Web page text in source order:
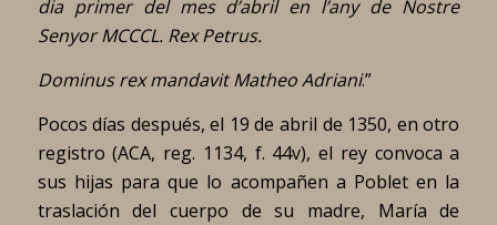
dia primer del mes d’abril en l’any de Nostre
Senyor MCCCL. Rex Petrus.
Dominus rex mandavit Matheo Adriani.”
Pocos días después, el 19 de abril de 1350, en otro
registro (ACA, reg. 1134, f. 44v), el rey convoca a
sus hijas para que lo acompañen a Poblet en la
traslación del cuerpo de su madre, María de